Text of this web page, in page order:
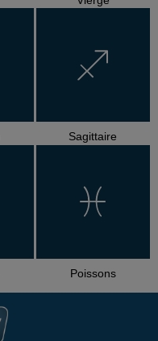
Sagittaire
Poissons